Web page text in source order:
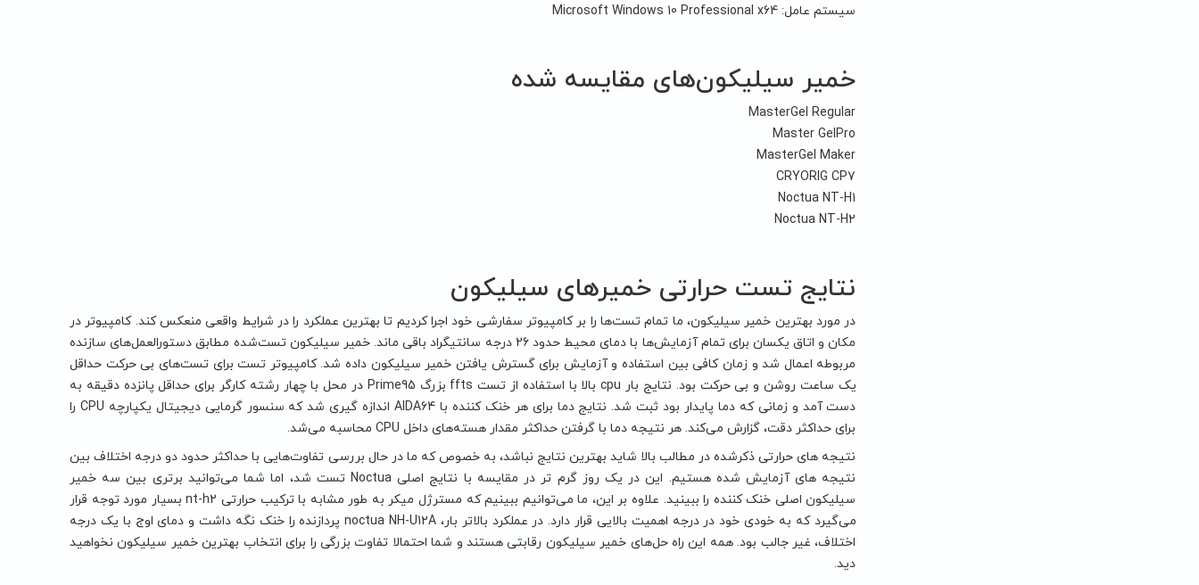
سیستم عامل: Microsoft Windows 10 Professional x64
خمیر سیلیکون‌های مقایسه شده
MasterGel Regular
Master GelPro
MasterGel Maker
CRYORIG CP7
Noctua NT-H1
Noctua NT-H2
نتایج تست حرارتی خمیرهای سیلیکون
در مورد بهترین خمیر سیلیکون، ما تمام تست‌ها را بر کامپیوتر سفارشی خود اجرا کردیم تا بهترین عملکرد را در شرایط واقعی منعکس کند. کامپیوتر در
مکان و اتاق یکسان برای تمام آزمایش‌ها با دمای محیط حدود 26 درجه سانتیگراد باقی ماند. خمیر سیلیکون تست‌شده مطابق دستورالعمل‌های سازنده
مربوطه اعمال شد و زمان کافی بین استفاده و آزمایش برای گسترش یافتن خمیر سیلیکون داده شد. کامپیوتر تست برای تست‌های بی حرکت حداقل
یک ساعت روشن و بی حرکت بود. نتایج بار cpu بالا با استفاده از تست ffts بزرگ Prime95 در محل با چهار رشته کارگر برای حداقل پانزده دقیقه به
دست آمد و زمانی که دما پایدار بود ثبت شد. نتایج دما برای هر خنک کننده با AIDA64 اندازه گیری شد که سنسور گرمایی دیجیتال یکپارچه CPU را
برای حداکثر دقت، گزارش می‌کند. هر نتیجه دما با گرفتن حداکثر مقدار هسته‌های داخل CPU محاسبه می‌شد.
نتیجه های حرارتی ذکر‌شده در مطالب بالا شاید بهترین نتایج نباشد، به خصوص که ما در حال بررسی تفاوت‌هایی با حداکثر حدود دو درجه اختلاف بین
نتیجه های آزمایش شده هستیم. این در یک روز گرم تر در مقایسه با نتایج اصلی Noctua تست شد، اما شما می‌توانید برتری بین سه خمیر
سیلیکون اصلی خنک کننده را ببینید. علاوه بر این، ما می‌توانیم ببینیم که مسترژل میکر به طور مشابه با ترکیب حرارتی nt-h2 بسیار مورد توجه قرار
می‌گیرد که به خودی خود در درجه اهمیت بالایی قرار دارد. در عملکرد بالاتر بار، noctua NH-U12A پردازنده را خنک نگه داشت و دمای اوج با یک درجه
اختلاف، غیر جالب بود. همه این راه حل‌های خمیر سیلیکون رقابتی هستند و شما احتمالا تفاوت بزرگی را برای انتخاب بهترین خمیر سیلیکون نخواهید
دید.